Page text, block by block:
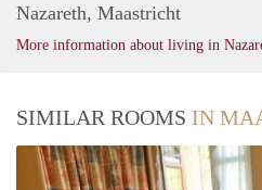
Nazareth, Maastricht
More information about living in
SIMILAR ROOMS IN